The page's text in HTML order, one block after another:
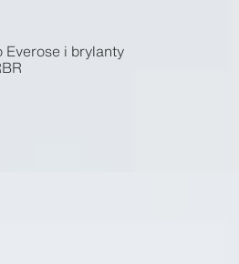
Everose i brylanty